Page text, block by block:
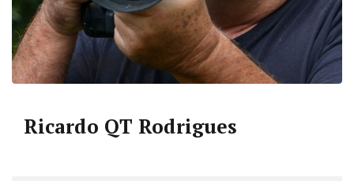
Ricardo QT Rodrigues